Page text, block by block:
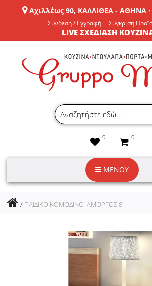
Αχιλλέως 90, ΚΑΛΛΙΘΕΑ - ΑΘΗΝΑ·
Σύνδεση / Εγγραφή Σύγκριση
LIVE ΣΧΕΔΙΑΣΗ
0 0
ΜΕΝΟΥ
ΠΑΙΔΙΚΟ ΚΟΜΟΔΙΝΟ 'ΑΜΟΡΓΟΣ 8'